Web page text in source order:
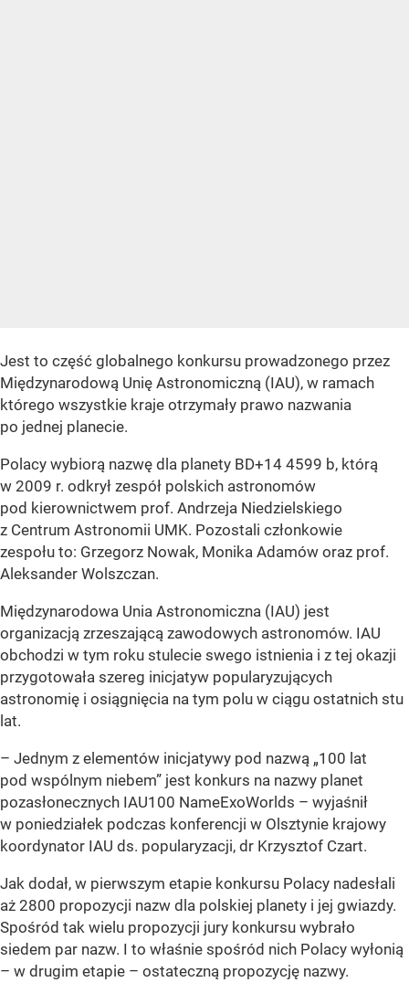
Jest to część globalnego konkursu prowadzonego przez
Międzynarodową Unię Astronomiczną (IAU), w ramach
którego wszystkie kraje otrzymały prawo nazwania
po jednej planecie.
Polacy wybiorą nazwę dla planety BD+14 4599 b, którą
w 2009 r. odkrył zespół polskich astronomów
pod kierownictwem prof. Andrzeja Niedzielskiego
z Centrum Astronomii UMK. Pozostali członkowie
zespołu to: Grzegorz Nowak, Monika Adamów oraz prof.
Aleksander Wolszczan.
Międzynarodowa Unia Astronomiczna (IAU) jest
organizacją zrzeszającą zawodowych astronomów. IAU
obchodzi w tym roku stulecie swego istnienia i z tej okazji
przygotowała szereg inicjatyw popularyzujących
astronomię i osiągnięcia na tym polu w ciągu ostatnich stu
lat.
– Jednym z elementów inicjatywy pod nazwą „100 lat
pod wspólnym niebem” jest konkurs na nazwy planet
pozasłonecznych IAU100 NameExoWorlds – wyjaśnił
w poniedziałek podczas konferencji w Olsztynie krajowy
koordynator IAU ds. popularyzacji, dr Krzysztof Czart.
Jak dodał, w pierwszym etapie konkursu Polacy nadesłali
aż 2800 propozycji nazw dla polskiej planety i jej gwiazdy.
Spośród tak wielu propozycji jury konkursu wybrało
siedem par nazw. I to właśnie spośród nich Polacy wyłonią
– w drugim etapie – ostateczną propozycję nazwy.